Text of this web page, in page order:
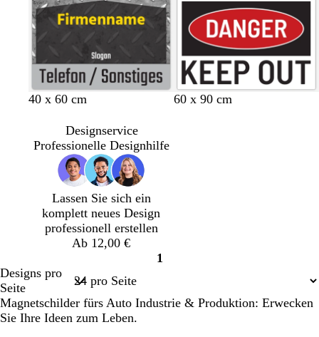
D
k
D
k
D
k
40 x 60 cm 60 x 90 cm
Designservice
Professionelle Designhilfe
Lassen Sie sich ein
komplett neues Design
professionell erstellen
Ab 12,00 €
Seite
1
Designs pro
Seite
Magnetschilder fürs Auto Industrie & Produktion: Erwecken
Sie Ihre Ideen zum Leben.